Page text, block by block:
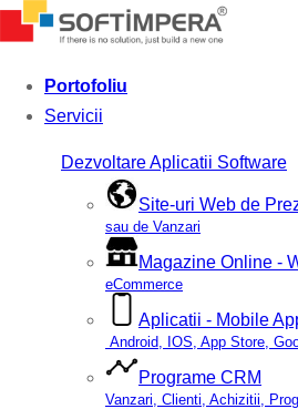
Portofoliu
Servicii
Dezvoltare Aplicatii Software
Site-uri Web de
sau de Vanzari
Magazine Online -
eCommerce
Aplicatii - Mobile
Android, IOS, App Store,
Programe CRM
Vanzari, Clienti, Achizitii,